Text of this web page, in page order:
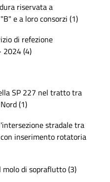
riservata a
e a loro consorzi (1)
di refezione
2024 (4)
SP 227 nel tratto tra
(1)
stradale tra
inserimento rotatoria
di sopraflutto (3)